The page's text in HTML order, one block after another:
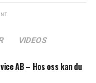
VIDEOS
AB – Hos oss kan du